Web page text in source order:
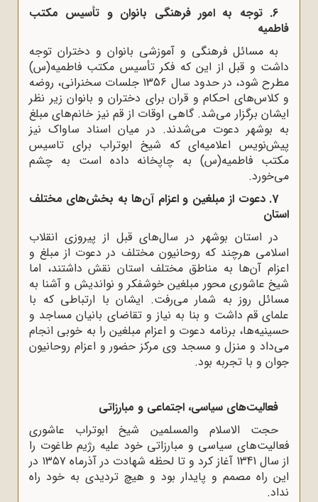
6. توجه به امور فرهنگی بانوان و تأسیس مکتب
فاطمیه
به مسائل فرهنگی و آموزشی بانوان و دختران توجه
داشت و قبل از این که فکر تأسیس مکتب فاطمیه(س)
مطرح شود، در حدود سال 1356 جلسات سخنرانی، روضه
و کلاس‌های احکام و قران برای دختران و بانوان زیر نظر
ایشان برگزار می‌شد. گاهی اوقات از قم نیز خانم‌های مبلغ
به بوشهر دعوت می‌شدند. در میان اسناد ساواک نیز
پیش‌نویس اعلامیه‌ای که شیخ ابوتراب برای تاسیس
مکتب فاطمیه(س) به چاپخانه داده است به چشم
می‌‌خورد.
7. دعوت از مبلغین و اعزام آن‌ها به بخش‌های مختلف
استان
در استان بوشهر در سال‌های قبل از پیروزی انقلاب
اسلامی هرچند که روحانیون مختلف در دعوت از مبلغ و
اعزام آن‌ها به مناطق مختلف استان نقش داشتند، اما
شیخ عاشوری محور مبلغین خوشفکر و نواندیش و آشنا به
مسائل روز به شمار می‌رفت. ایشان با ارتباطی که با
علمای قم داشت و بنا به نیاز و تقاضای بانیان مساجد و
حسینیه‌ها، برنامه دعوت و اعزام مبلغین را به خوبی انجام
می‌داد و منزل و مسجد وی مرکز حضور و اعزام روحانیون
جوان و با تجربه بود.
فعالیت‌های سیاسی، اجتماعی و مبارزاتی
حجت الاسلام والمسلمین شیخ ابوتراب عاشوری
فعالیت‌های سیاسی و مبارزاتی خود علیه رژیم طاغوت را
از سال 1341 آغاز کرد و تا لحظه شهادت در آذرماه ۱۳۵۷ در
این راه مصمم و پایدار بود و هیچ تردیدی به خود راه
نداد.